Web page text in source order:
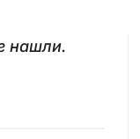
нашли.